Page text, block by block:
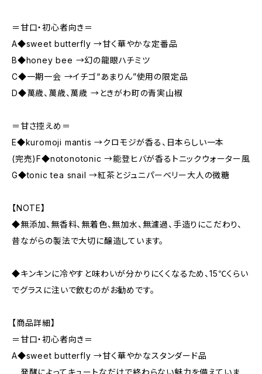
＝甘口・初心者向き＝
A◆sweet butterfly →甘く華やかな定番品
B◆honey bee →幻の龍眼ハチミツ
C◆一期一会 →イチゴ“あまりん”使用の限定品
D◆萬歳、萬歳、萬歳 →ときがわ町の青実山椒
＝甘さ控えめ＝
E◆kuromoji mantis →クロモジが香る、日本らしい一本
(完売)F◆notonotonic →能登ヒバが香るトニックウォーター風
G◆tonic tea snail →紅茶とジュニパーベリー大人の微糖
【NOTE】
◆無添加、無香料、無着色、無加水、無濾過、手造りにこだわり、
昔ながらの製法で大切に醸造しています。
◆キンキンに冷やすと味わいが分かりにくくなるため、15℃くらい
でグラスに注いで飲むのがお勧めです。
【商品詳細】
＝甘口・初心者向き＝
A◆sweet butterfly →甘く華やかなスタンダード品
発酵によってキュートなだけで終わらない魅力を備えていま